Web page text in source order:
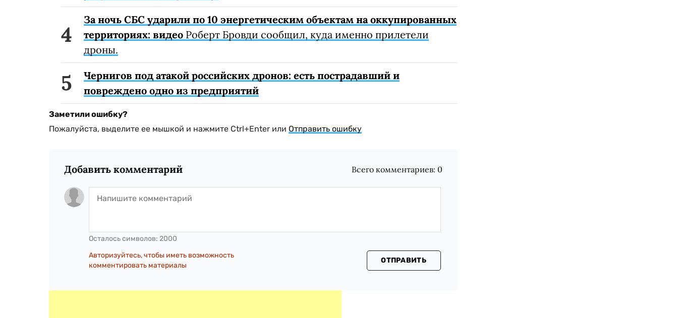
За ночь СБС ударили по 10 энергетическим объектам на оккупированных
территориях: видео Роберт Бровди сообщил, куда именно прилетели
дроны.
Чернигов под атакой российских дронов: есть пострадавший и
повреждено одно из предприятий
Заметили ошибку?
Пожалуйста, выделите ее мышкой и нажмите Ctrl+Enter или Отправить ошибку
Добавить комментарий Всего комментариев: 0
Осталось символов: 2000
Авторизуйтесь, чтобы иметь возможность
комментировать материалы
ОТПРАВИТЬ